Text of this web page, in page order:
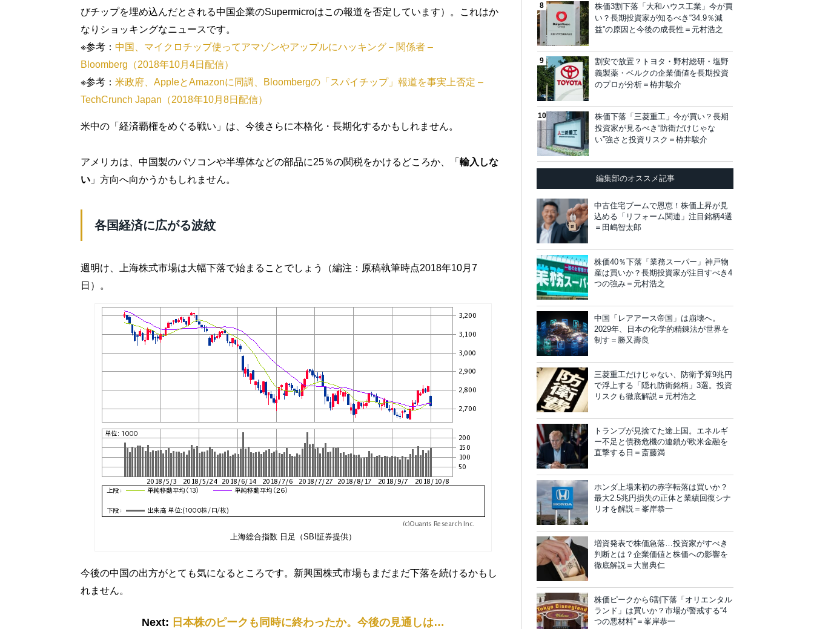
びチップを埋め込んだとされる中国企業のSupermicroはこの報道を否定しています）。これはか
なりショッキングなニュースです。
※参考： 中国、マイクロチップ使ってアマゾンやアップルにハッキング－関係者 –
Bloomberg（2018年10月4日配信）
※参考： 米政府、AppleとAmazonに同調、Bloombergの「スパイチップ」報道を事実上否定 –
TechCrunch Japan（2018年10月8日配信）
米中の「経済覇権をめぐる戦い」は、今後さらに本格化・長期化するかもしれません。
アメリカは、中国製のパソコンや半導体などの部品に25％の関税をかけるどころか、「 輸入しな
い 」方向へ向かうかもしれません。
各国経済に広がる波紋
週明け、上海株式市場は大幅下落で始まることでしょう（編注：原稿執筆時点2018年10月7
日）。
上海総合指数 日足（SBI証券提供）
今後の中国の出方がとても気になるところです。新興国株式市場もまだまだ下落を続けるかもし
れません。
Next: 日本株のピークも同時に終わったか。今後の見通しは…
株価3割下落「大和ハウス工業」今が買
い？長期投資家が知るべき“34.9％減
益”の原因と今後の成長性＝元村浩之
割安で放置？トヨタ・野村総研・塩野
義製薬・ベルクの企業価値を長期投資
のプロが分析＝栫井駿介
株価下落「三菱重工」今が買い？長期
投資家が見るべき“防衛だけじゃな
い”強さと投資リスク＝栫井駿介
編集部のオススメ記事
中古住宅ブームで恩恵！株価上昇が見
込める「リフォーム関連」注目銘柄4選
＝田嶋智太郎
株価40％下落「業務スーパー」神戸物
産は買いか？長期投資家が注目すべき4
つの強み＝元村浩之
中国「レアアース帝国」は崩壊へ。
2029年、日本の化学的精錬法が世界を
制す＝勝又壽良
三菱重工だけじゃない、防衛予算9兆円
で浮上する「隠れ防衛銘柄」3選。投資
リスクも徹底解説＝元村浩之
トランプが見捨てた途上国。エネルギ
ー不足と債務危機の連鎖が欧米金融を
直撃する日＝斎藤満
ホンダ上場来初の赤字転落は買いか？
最大2.5兆円損失の正体と業績回復シナ
リオを解説＝峯岸恭一
増資発表で株価急落…投資家がすべき
判断とは？企業価値と株価への影響を
徹底解説＝大畠典仁
株価ピークから6割下落「オリエンタル
ランド」は買いか？市場が警戒する“4
つの悪材料”＝峯岸恭一